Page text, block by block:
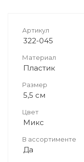
Артикул
322-045
Материал
Пластик
Размер
5,5 см
Цвет
Микс
В ассортименте
Да